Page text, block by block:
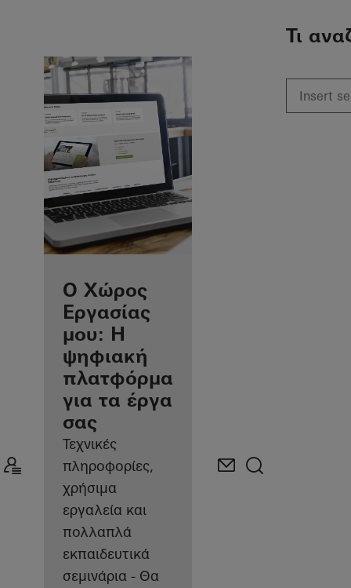
Προνόμια για
εσάς ως
εγγεγραμμένος
κατασκευαστής
Ο Χώρος
Εργασίας
μου: Η
ψηφιακή
πλατφόρμα
για τα έργα
σας
Τεχνικές
πληροφορίες,
χρήσιμα
εργαλεία και
πολλαπλά
εκπαιδευτικά
σεμινάρια - Θα
Τι